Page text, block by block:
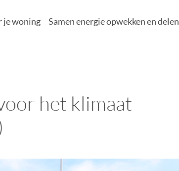
je woning Samen energie opwekken en delen
het klimaat